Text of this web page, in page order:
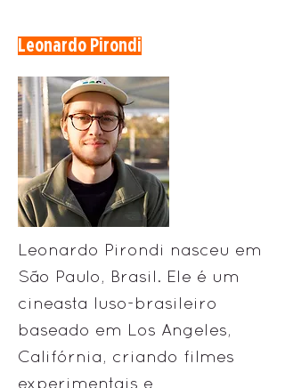
Leonardo Pirondi
Leonardo Pirondi nasceu em
São Paulo, Brasil. Ele é um
cineasta luso-brasileiro
baseado em Los Angeles,
Califórnia, criando filmes
experimentais e